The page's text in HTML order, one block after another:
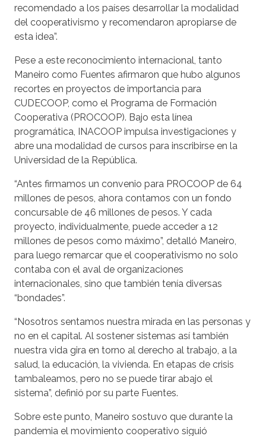
recomendado a los países desarrollar la modalidad
del cooperativismo y recomendaron apropiarse de
esta idea”.
Pese a este reconocimiento internacional, tanto
Maneiro como Fuentes afirmaron que hubo algunos
recortes en proyectos de importancia para
CUDECOOP, como el Programa de Formación
Cooperativa (PROCOOP). Bajo esta línea
programática, INACOOP impulsa investigaciones y
abre una modalidad de cursos para inscribirse en la
Universidad de la República.
“Antes firmamos un convenio para PROCOOP de 64
millones de pesos, ahora contamos con un fondo
concursable de 46 millones de pesos. Y cada
proyecto, individualmente, puede acceder a 12
millones de pesos como máximo”, detalló Maneiro,
para luego remarcar que el cooperativismo no solo
contaba con el aval de organizaciones
internacionales, sino que también tenía diversas
“bondades”.
“Nosotros sentamos nuestra mirada en las personas y
no en el capital. Al sostener sistemas así también
nuestra vida gira en torno al derecho al trabajo, a la
salud, la educación, la vivienda. En etapas de crisis
tambaleamos, pero no se puede tirar abajo el
sistema”, definió por su parte Fuentes.
Sobre este punto, Maneiro sostuvo que durante la
pandemia el movimiento cooperativo siguió